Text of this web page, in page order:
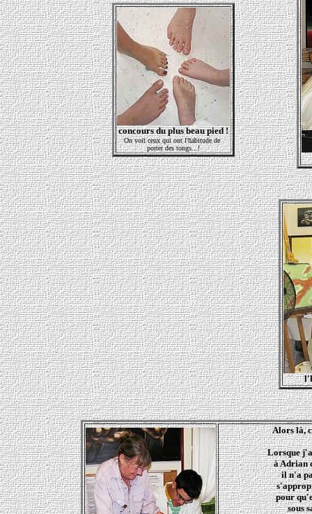
concours du plus beau pied !
On voit ceux qui ont l'habitude de
porter des tongs...!
Alors là,
Lorsque
à Adrian
il n'a
pour
sous